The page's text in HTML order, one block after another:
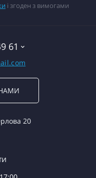
і згоден з вимогами
61
20